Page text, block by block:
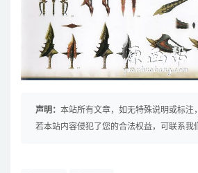
声明： 本站所有文章，如无特殊说明或标注
若本站内容侵犯了您的合法权益，可联系我